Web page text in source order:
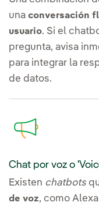
una conversación
usuario. Si el
pregunta, avisa
para integrar la
de datos.
Chat por voz o
Existen chatbots
de voz, como